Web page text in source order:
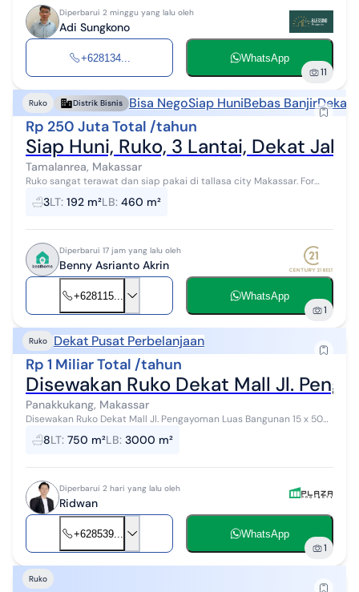
Diperbarui 2 minggu yang lalu oleh
Adi Sungkono
+628134... WhatsApp
11
Ruko Distrik Bisnis Bisa NegoSiap HuniBebas BanjirDekat
Rp 250 Juta Total /tahun
Siap Huni, Ruko, 3 Lantai, Dekat
Tamalanrea, Makassar
Ruko sangat terawat dan siap pakai di tallasa city Makassar. For
rent di kawasan ramai. Dengan spesifikasinya adalah sebagai
berikut: - Kamar Ma...
3LT: 192 m²LB: 460 m²
Diperbarui 17 jam yang lalu oleh
Benny Asrianto Akrin
+628115... WhatsApp
1
Ruko Dekat Pusat Perbelanjaan
Rp 1 Miliar Total /tahun
Disewakan Ruko Dekat Mall Jl.
Panakkukang, Makassar
Disewakan Ruko Dekat Mall Jl. Pengayoman Luas Bangunan 15 x 50
m Lebar Belakang 20 m 4 Lantai Harga Sewa 1 Milyar Pertahun Nego
8LT: 750 m²LB: 3000 m²
Diperbarui 2 hari yang lalu oleh
Ridwan
+628539... WhatsApp
1
Ruko